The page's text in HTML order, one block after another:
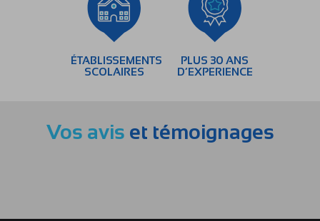
ÉTABLISSEMENTS
SCOLAIRES
PLUS 30 ANS
D’EXPERIENCE
Vos avis et témoignages